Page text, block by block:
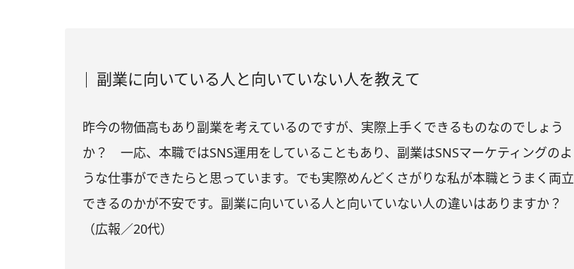
副業に向いている人と向いていない人を教えて
昨今の物価高もあり副業を考えているのですが、実際上手くできるものなのでしょう
か？ 一応、本職ではSNS運用をしていることもあり、副業はSNSマーケティングのよ
うな仕事ができたらと思っています。でも実際めんどくさがりな私が本職とうまく両立
できるのかが不安です。副業に向いている人と向いていない人の違いはありますか？
（広報／20代）